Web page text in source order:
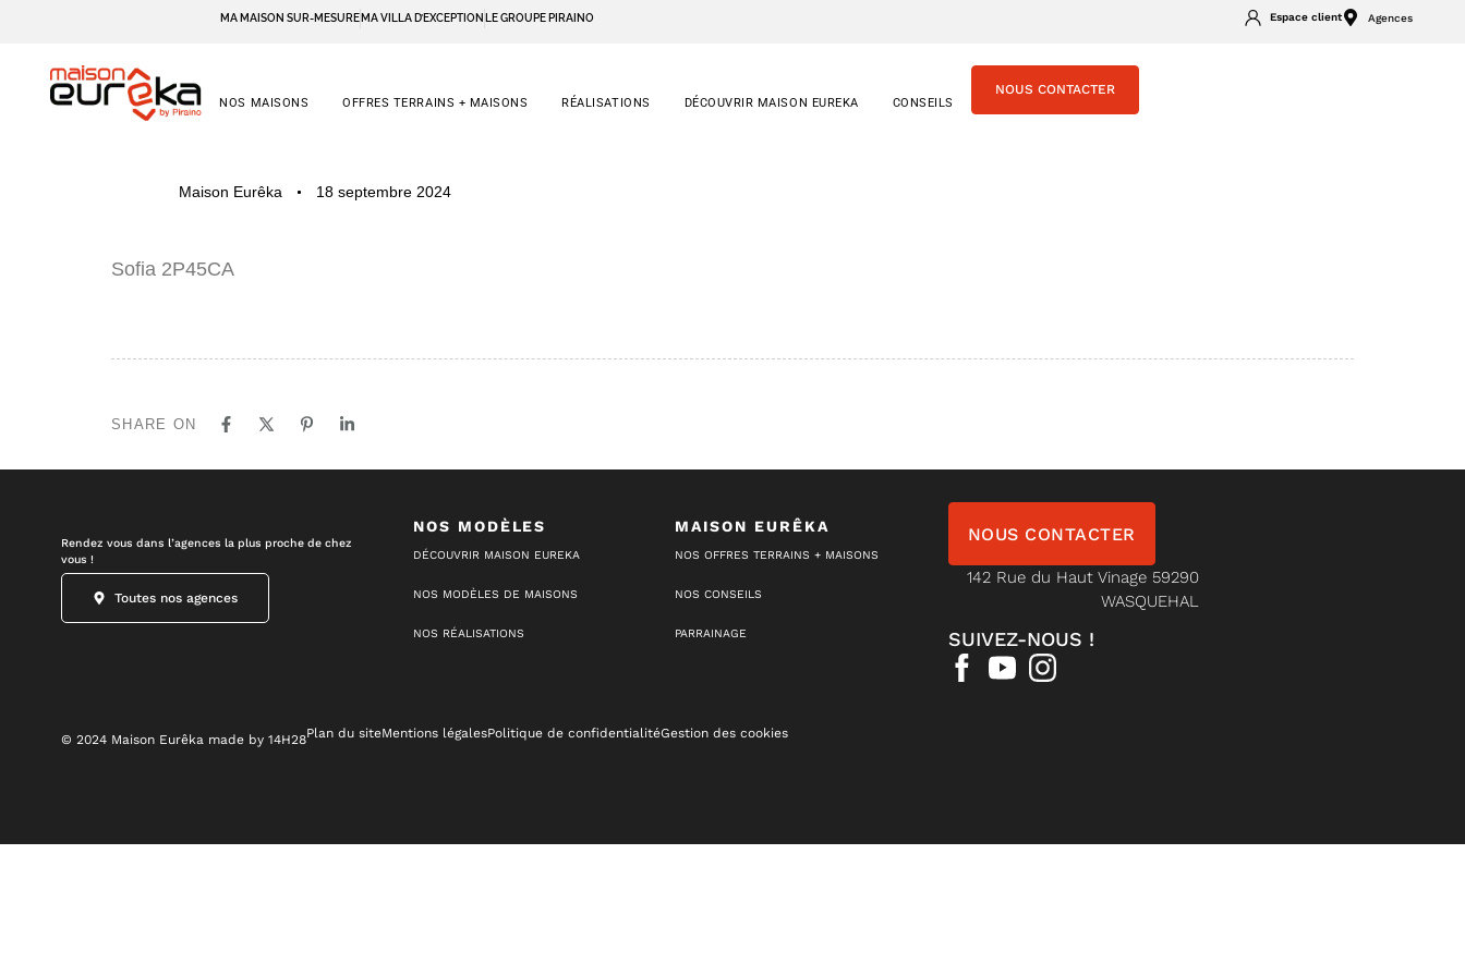
MA MAISON SUR-MESURE MA VILLA D’EXCEPTION LE GROUPE PIRAINO Espace client Agences
NOS MAISONS OFFRES TERRAINS + MAISONS RÉALISATIONS DÉCOUVRIR MAISON EUREKA CONSEILS
NOUS CONTACTER
Maison Eurêka
18 septembre 2024
Sofia 2P45CA
SHARE ON
Rendez vous dans l’agences la plus proche de chez
vous !
Toutes nos agences
NOS MODÈLES
DÉCOUVRIR MAISON EUREKA
NOS MODÈLES DE MAISONS
NOS RÉALISATIONS
MAISON EURÊKA
NOS OFFRES TERRAINS + MAISONS
NOS CONSEILS
PARRAINAGE
NOUS CONTACTER
142 Rue du Haut Vinage 59290
WASQUEHAL
SUIVEZ-NOUS !
© 2024 Maison Eurêka made by 14H28Plan du siteMentions légalesPolitique de confidentialitéGestion des cookies